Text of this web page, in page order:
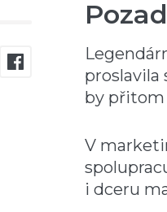
proslavila
by přitom
V
i dceru